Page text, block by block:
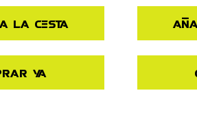
la cesta
ya